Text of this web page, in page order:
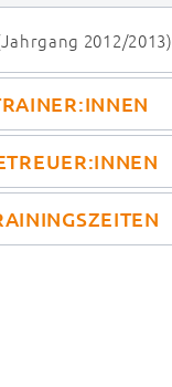
2012/2013)